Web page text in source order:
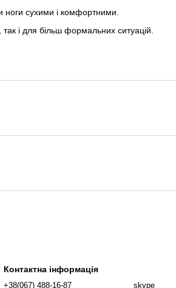
сухими і комфортними.
і для більш формальних ситуацій.
Контактна інформація
+38(067) 488-16-87
skype